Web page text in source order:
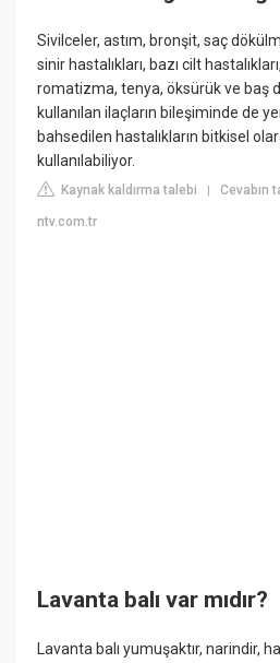
Sivilceler, astım, bronşit, saç
sinir hastalıkları, bazı cilt
romatizma, tenya, öksürük ve baş
kullanılan ilaçların bileşiminde de
bahsedilen hastalıkların bitkisel
kullanılabiliyor.
Kaynak kaldırma talebi |Cevabın
ntv.com.tr
Lavanta balı var mıdır?
Lavanta balı yumuşaktır, narindir,